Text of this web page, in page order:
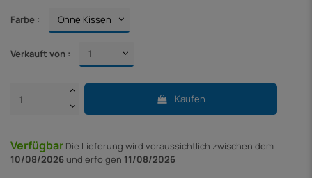
Farbe :
Verkauft von :
Kaufen
Verfügbar Die Lieferung wird voraussichtlich zwischen dem
10/08/2026 und erfolgen 11/08/2026